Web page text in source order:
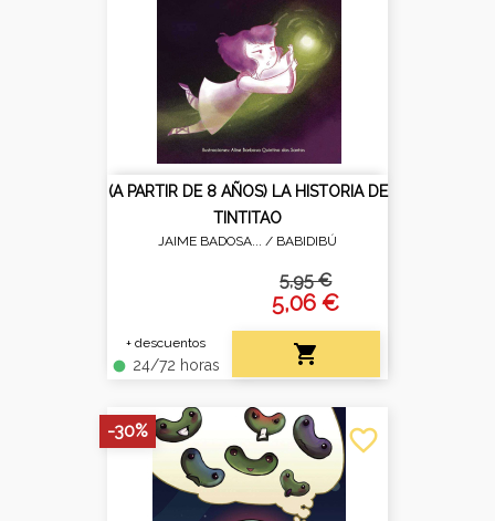
(A PARTIR DE 8 AÑOS) LA HISTORIA DE
TINTITAO
JAIME BADOSA... / BABIDIBÚ
+ descuentos
fiber_manual_record 24/72 horas
5,95 €
5,06 €

favorite_border
-30%